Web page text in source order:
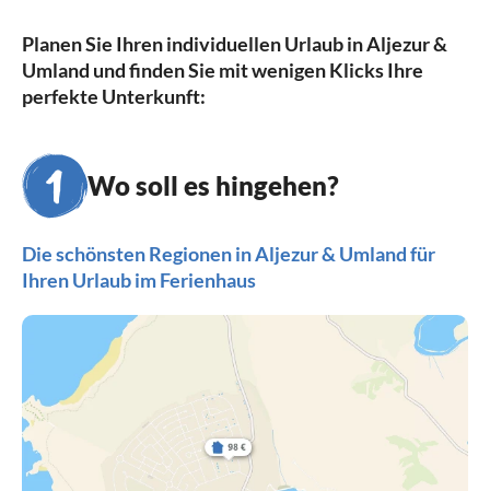
Planen Sie Ihren individuellen Urlaub in Aljezur &
Umland und finden Sie mit wenigen Klicks Ihre
perfekte Unterkunft:
Wo soll es hingehen?
Die schönsten Regionen in Aljezur & Umland für
Ihren Urlaub im Ferienhaus